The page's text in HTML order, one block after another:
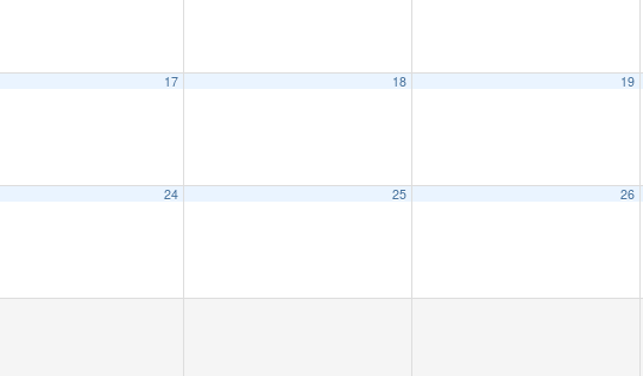
17 18 19
24 25 26